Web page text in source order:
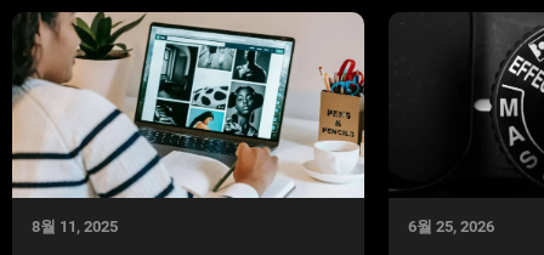
8월 11, 2025 6월 25, 2026